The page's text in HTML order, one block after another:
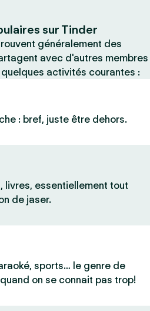
sur Tinder
généralement des
avec d'autres membres
activités courantes :
: bref, juste être dehors.
livres, essentiellement tout
de jaser.
sports… le genre de
on se connait pas trop!